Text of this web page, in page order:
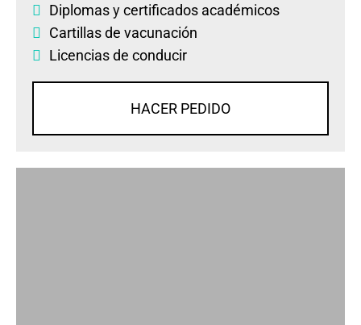
Diplomasycertificados académicos
Cartillas de vacunación
Licencias de conducir
HACER PEDIDO